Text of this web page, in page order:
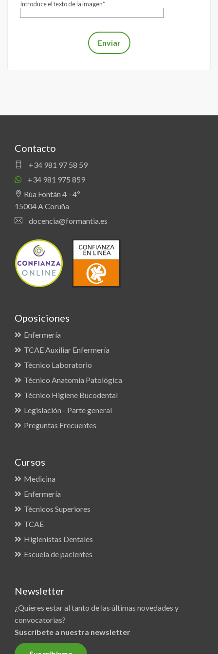
Introduce el texto de la imagen*
Contacto
+34 981 97 58 59
+34 981 975 859
Rúa Fontán 4 - 4º
15004 A Coruña
docencia@formantia.es
Oposiciones
Enfermería
TCAE Auxiliar Enfermería
Técnico Laboratorio
Técnico Anatomía Patológica
Técnico Higiene Bucodental
Legislación - Parte general
Preguntas Frecuentes
Cursos
Medicina
Enfermería
Técnicos Superiores
TCAE
Higienistas Dentales
Escuela de pacientes
Newsletter
¿Quieres estar al tanto de las últimas novedades y
convocatorias?
Suscríbete a nuestra newsletter